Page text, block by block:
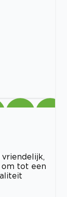
om tot een